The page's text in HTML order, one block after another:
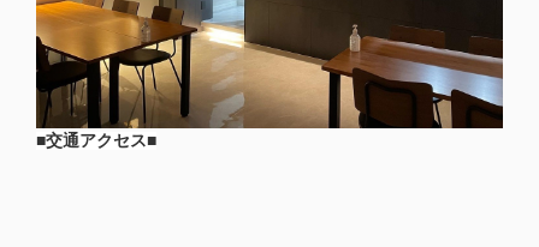
■交通アクセス■